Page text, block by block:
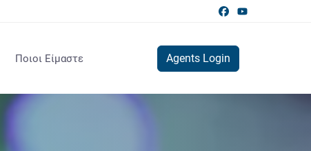
Ποιοι Είμαστε Agents Login